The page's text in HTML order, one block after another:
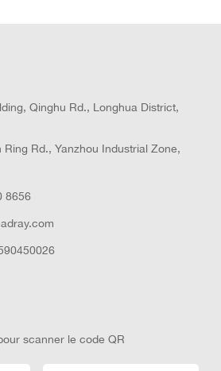
Qinghu Rd., Longhua District,
Ring Rd., Yanzhou Industrial Zone,
8656
scanner le code QR